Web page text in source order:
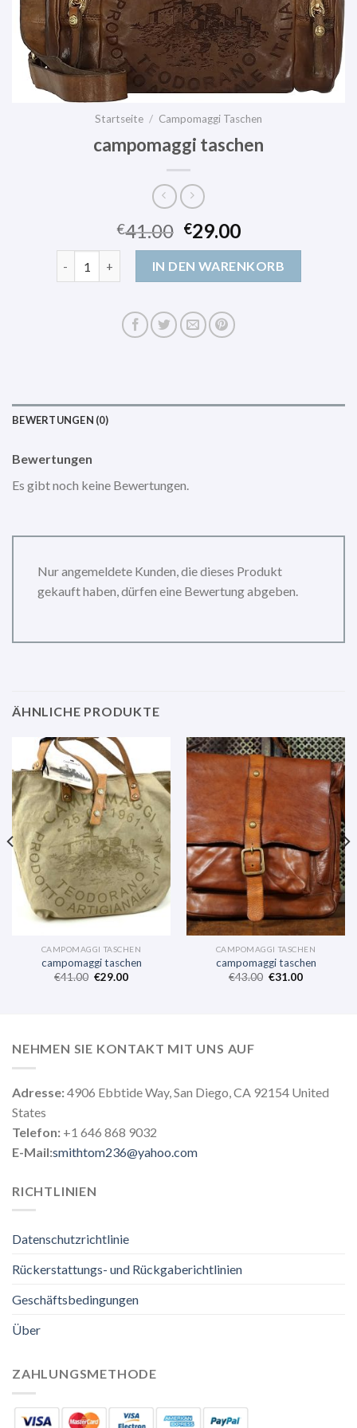
Startseite / Campomaggi Taschen
campomaggi taschen
€41.00 €29.00
IN DEN WARENKORB
BEWERTUNGEN (0)
Bewertungen
Es gibt noch keine Bewertungen.
Nur angemeldete Kunden, die dieses Produkt
gekauft haben, dürfen eine Bewertung abgeben.
ÄHNLICHE PRODUKTE
CAMPOMAGGI TASCHEN
campomaggi taschen
€41.00 €29.00
CAMPOMAGGI TASCHEN
campomaggi taschen
€43.00 €31.00
NEHMEN SIE KONTAKT MIT UNS AUF
Adresse:4906 Ebbtide Way, San Diego, CA 92154 United
States
Telefon: +1 646 868 9032
E-Mail:smithtom236@yahoo.com
RICHTLINIEN
Datenschutzrichtlinie
Rückerstattungs- und Rückgaberichtlinien
Geschäftsbedingungen
Über
ZAHLUNGSMETHODE